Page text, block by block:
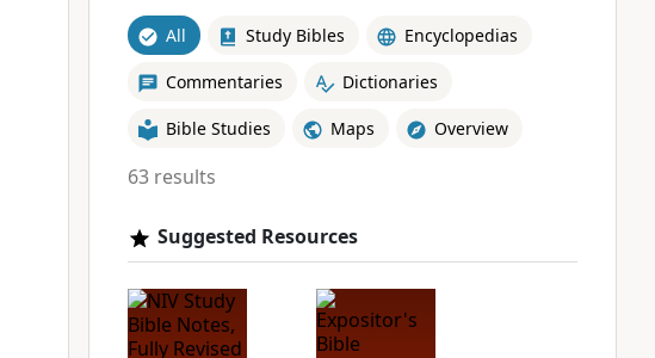
All Study Bibles Encyclopedias
Commentaries Dictionaries
Bible Studies Maps Overview
63 results
Suggested Resources